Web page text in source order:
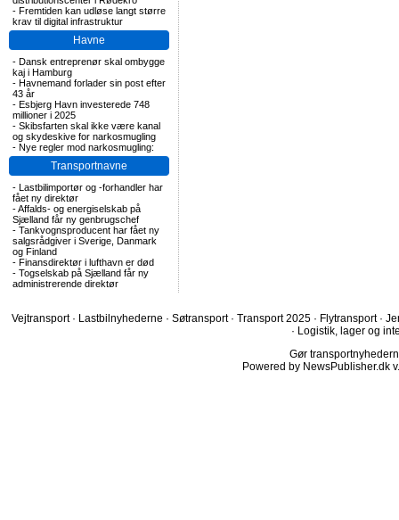
- Fremtiden kan udløse langt større
krav til digital infrastruktur
Havne
- Dansk entreprenør skal ombygge
kaj i Hamburg
- Havnemand forlader sin post efter
43 år
- Esbjerg Havn investerede 748
millioner i 2025
- Skibsfarten skal ikke være kanal
og skydeskive for narkosmugling
- Nye regler mod narkosmugling:
Transportnavne
- Lastbilimportør og -forhandler har
fået ny direktør
-Affalds- og energiselskab på
Sjælland får ny genbrugschef
- Tankvognsproducent har fået ny
salgsrådgiver i Sverige, Danmark
og Finland
- Finansdirektør i lufthavn er død
- Togselskab på Sjælland får ny
administrerende direktør
Vejtransport · Lastbilnyhederne · Søtransport · Transport 2025 · Flytransport ·
· Logistik, lager og
Gør
Powered by NewsPublisher.dk